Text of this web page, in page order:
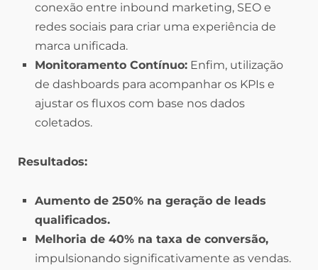
conexão entre inbound marketing, SEO e
redes sociais para criar uma experiência de
marca unificada.
Monitoramento Contínuo: Enfim, utilização
de dashboards para acompanhar os KPIs e
ajustar os fluxos com base nos dados
coletados.
Resultados:
Aumento de 250% na geração de leads
qualificados.
Melhoria de 40% na taxa de conversão,
impulsionando significativamente as vendas.